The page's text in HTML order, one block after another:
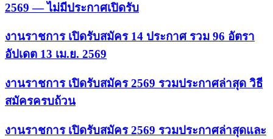
2569 — ไม่มีประกาศเปิดรับ
งานราชการ เปิดรับสมัคร 14 ประกาศ รวม 96 อัตรา
อัปเดต 13 เม.ย. 2569
งานราชการ เปิดรับสมัคร 2569 รวมประกาศล่าสุด วิธี
สมัครครบถ้วน
งานราชการ เปิดรับสมัคร 2569 รวมประกาศล่าสุดและ